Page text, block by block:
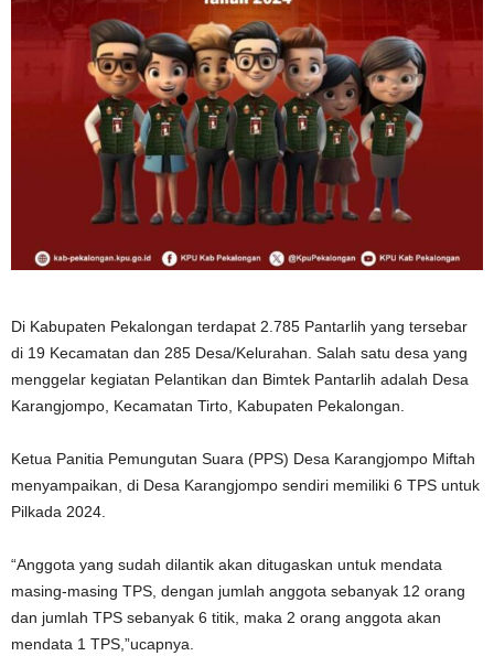
Di Kabupaten Pekalongan terdapat 2.785 Pantarlih yang tersebar
di 19 Kecamatan dan 285 Desa/Kelurahan. Salah satu desa yang
menggelar kegiatan Pelantikan dan Bimtek Pantarlih adalah Desa
Karangjompo, Kecamatan Tirto, Kabupaten Pekalongan.
Ketua Panitia Pemungutan Suara (PPS) Desa Karangjompo Miftah
menyampaikan, di Desa Karangjompo sendiri memiliki 6 TPS untuk
Pilkada 2024.
“Anggota yang sudah dilantik akan ditugaskan untuk mendata
masing-masing TPS, dengan jumlah anggota sebanyak 12 orang
dan jumlah TPS sebanyak 6 titik, maka 2 orang anggota akan
mendata 1 TPS,”ucapnya.